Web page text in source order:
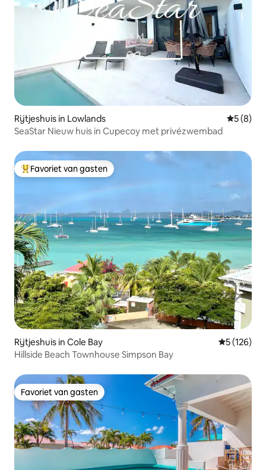
Rijtjeshuis in Lowlands
5 (8)
SeaStar Nieuw huis in Cupecoy met privézwembad
Topfavoriet van gasten
Favoriet van gasten
Rijtjeshuis in Cole Bay
5 (126)
Hillside Beach Townhouse Simpson Bay
Favoriet van gasten
Favoriet van gasten